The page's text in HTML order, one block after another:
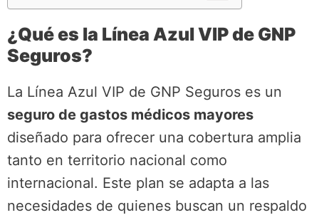
¿Qué es la Línea Azul VIP de GNP
Seguros?
La Línea Azul VIP de GNP Seguros es un
seguro de gastos médicos mayores
diseñado para ofrecer una cobertura amplia
tanto en territorio nacional como
internacional. Este plan se adapta a las
necesidades de quienes buscan un respaldo